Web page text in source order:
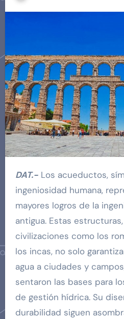
DAT.-Los acueductos,
ingeniosidad humana,
mayores logros de la
antigua. Estas
civilizaciones como los
los incas, no solo
agua a ciudades y
sentaron las bases para
de gestión hídrica. Su
durabilidad siguen